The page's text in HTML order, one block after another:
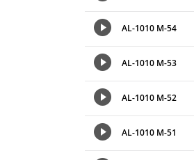
AL-1010 M-54
AL-1010 M-53
AL-1010 M-52
AL-1010 M-51